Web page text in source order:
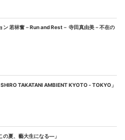
ン 若林奮－Run and Rest－ 寺田真由美－不在の
TAKATANI AMBIENT KYOTO - TOKYO」
の夏、藝大生になる―」